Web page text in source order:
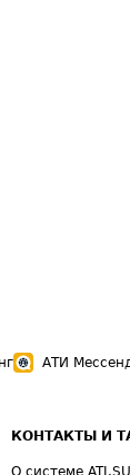
АТИ
КОНТАКТЫ И
О системе ATI.SU